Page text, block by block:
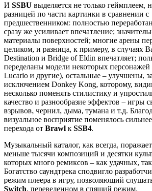
И SSBU выделяется не только геймплеем,
разницей по части картинки в сравнении с
предшественником: полностью
сразу же усиливает впечатление;
материалы поверхностей; многие арены
целиком, и разница, к примеру, в случаях
Destination и Bridge of Eldin впечатляет;
переделаны модели некоторых
Lucario и другие), остальные – улучшены,
исключением Donkey Kong, которому,
несколько поменять стилистику и
качество и разнообразие эффектов – игры
взрывов, чернил, дыма, тумана и т.д.
визуальное восприятие поменялось
перехода от Brawl к SSB4.
Музыкальный каталог, как всегда,
меньше тысячи композиций и десятки
которых много ремиксов – как удачных,
Богатство саундтрека сподвигло
режим плеера в игру, позволяющий
Switch, переведенном в спящий режим.